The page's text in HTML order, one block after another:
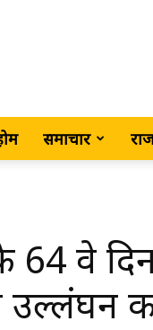
समाचार
64 वे